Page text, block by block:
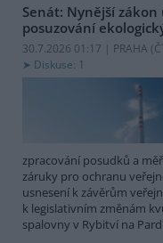
Senát: Nynější
posuzování
30.7.2026 01:17 | PRAHA (
Diskuse: 1
zpracování posudků a
záruky pro ochranu
usnesení k závěrům
k legislativním změnám
spalovny v Rybitví na